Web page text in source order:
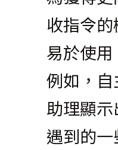
收指令
易於使
例如，
助理顯
遇到的一